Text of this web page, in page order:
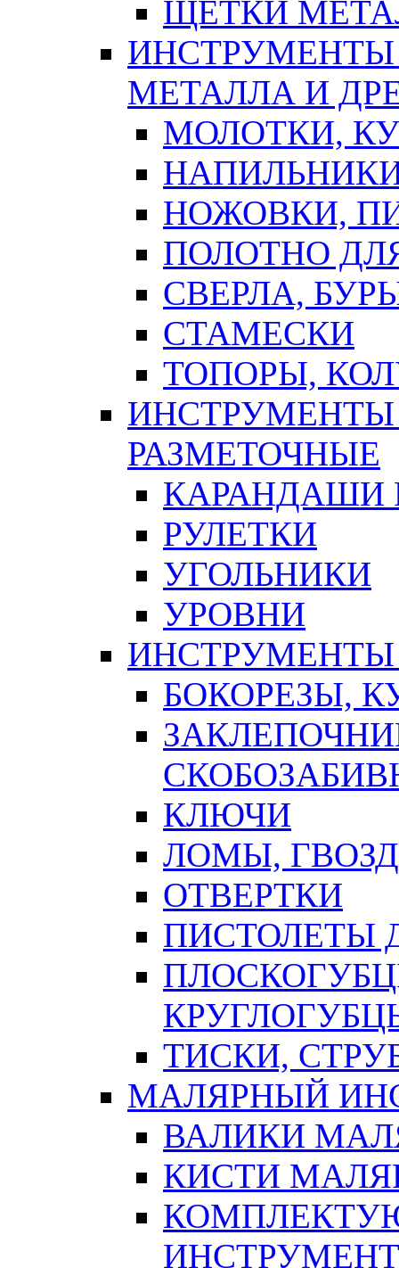
ЩЕТКИ
ИНСТРУМЕНТЫ
МЕТАЛЛА И
МОЛОТКИ,
НОЖОВКИ,
ПОЛОТНО
СВЕРЛА,
СТАМЕСКИ
ТОПОРЫ,
ИНСТРУМЕНТЫ
РАЗМЕТОЧНЫЕ
КАРАНДАШИ
РУЛЕТКИ
УГОЛЬНИКИ
УРОВНИ
БОКОРЕЗЫ,
КЛЮЧИ
ЛОМЫ,
ОТВЕРТКИ
ПИСТОЛЕТЫ
ТИСКИ,
МАЛЯРНЫЙ
ВАЛИКИ
КИСТИ